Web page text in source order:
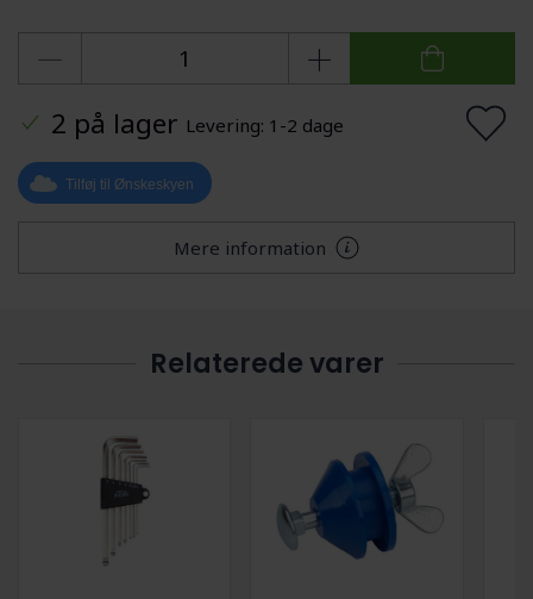
2 på lager Levering: 1-2 dage
Tilføj til Ønskeskyen
Mere information
Relaterede varer